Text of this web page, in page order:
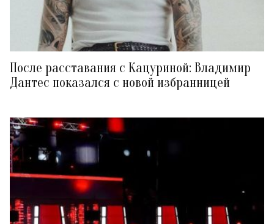
После расставания с Кацуриной: Владимир
Дантес показался с новой избранницей